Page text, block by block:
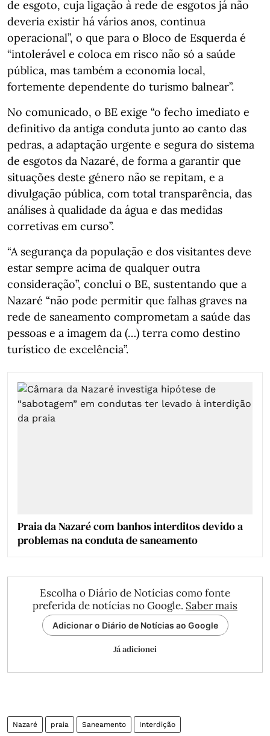
de esgoto, cuja ligação à rede de esgotos já não
deveria existir há vários anos, continua
operacional”, o que para o Bloco de Esquerda é
“intolerável e coloca em risco não só a saúde
pública, mas também a economia local,
fortemente dependente do turismo balnear”.
No comunicado, o BE exige “o fecho imediato e
definitivo da antiga conduta junto ao canto das
pedras, a adaptação urgente e segura do sistema
de esgotos da Nazaré, de forma a garantir que
situações deste género não se repitam, e a
divulgação pública, com total transparência, das
análises à qualidade da água e das medidas
corretivas em curso”.
“A segurança da população e dos visitantes deve
estar sempre acima de qualquer outra
consideração”, conclui o BE, sustentando que a
Nazaré “não pode permitir que falhas graves na
rede de saneamento comprometam a saúde das
pessoas e a imagem da (…) terra como destino
turístico de excelência”.
Praia da Nazaré com banhos interditos devido a
problemas na conduta de saneamento
Escolha o Diário de Notícias como fonte
preferida de notícias no Google. Saber mais
Adicionar o Diário de Notícias ao Google
Já adicionei
Nazaré praia Saneamento Interdição